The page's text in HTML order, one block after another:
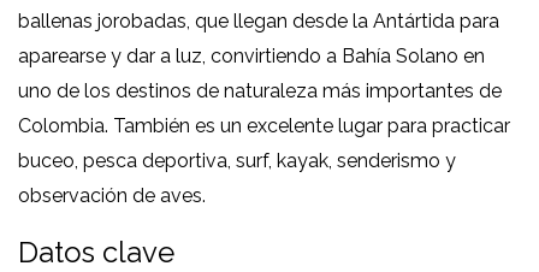
ballenas jorobadas, que llegan desde la Antártida para
aparearse y dar a luz, convirtiendo a Bahía Solano en
uno de los destinos de naturaleza más importantes de
Colombia. También es un excelente lugar para practicar
buceo, pesca deportiva, surf, kayak, senderismo y
observación de aves.
Datos clave